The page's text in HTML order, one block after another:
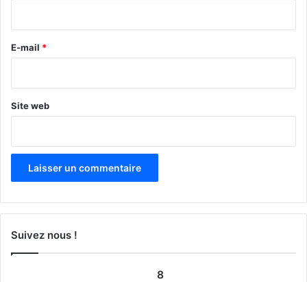
e
E-mail *
Site web
Suivez nous !
8